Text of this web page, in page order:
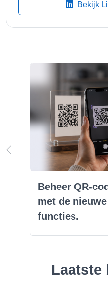
Bekijk
Beheer QR-
met de nieuwe
functies.
Laatste